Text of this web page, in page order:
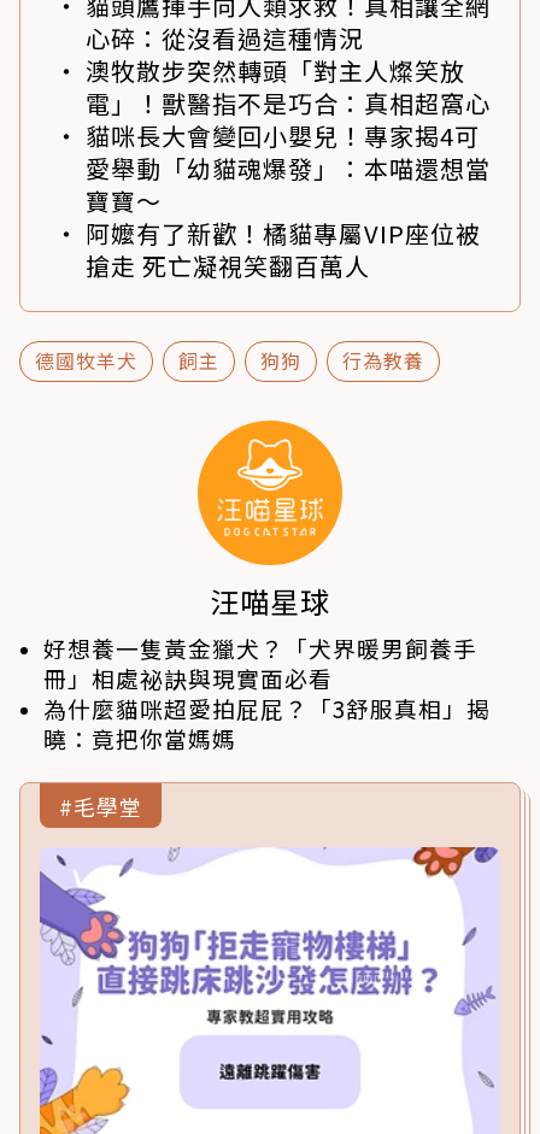
心碎：從沒看過這種情況
澳牧散步突然轉頭「對主人燦笑放
電」！獸醫指不是巧合：真相超窩心
貓咪長大會變回小嬰兒！專家揭4可
愛舉動「幼貓魂爆發」：本喵還想當
寶寶～
阿嬤有了新歡！橘貓專屬VIP座位被
搶走 死亡凝視笑翻百萬人
德國牧羊犬 飼主 狗狗 行為教養
汪喵星球
好想養一隻黃金獵犬？「犬界暖男飼養手
冊」相處祕訣與現實面必看
為什麼貓咪超愛拍屁屁？「3舒服真相」揭
曉：竟把你當媽媽
#毛學堂